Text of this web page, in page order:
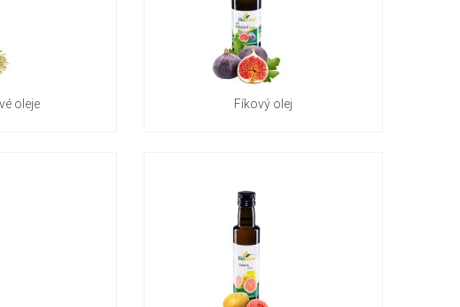
oleje Fíkový olej